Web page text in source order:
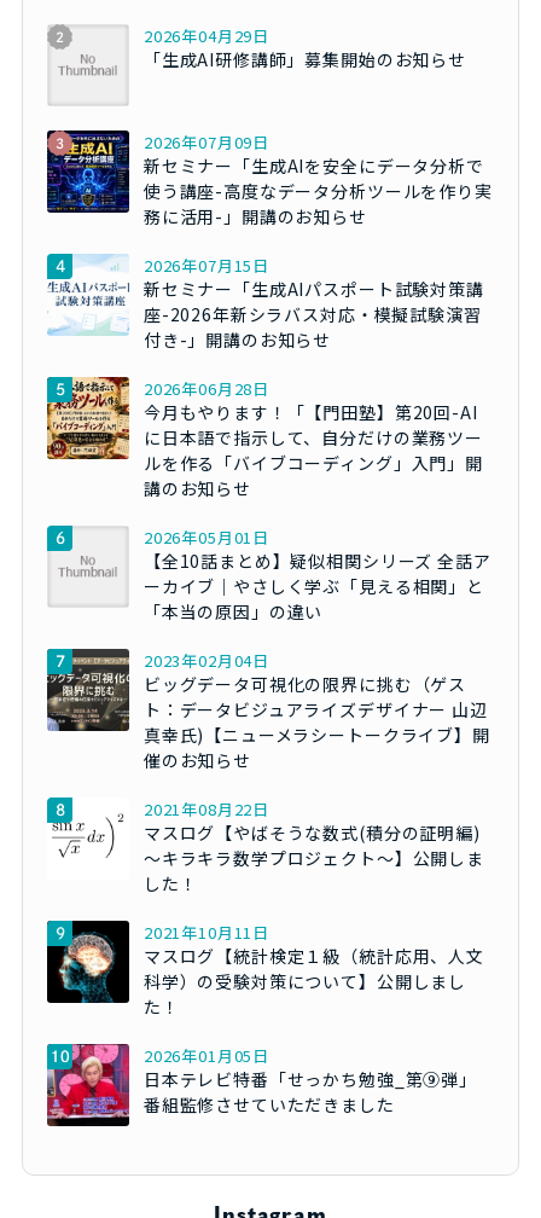
2026年04月29日
「生成AI研修講師」募集開始のお知らせ
2026年07月09日
新セミナー「生成AIを安全にデータ分析で
使う講座-高度なデータ分析ツールを作り実
務に活用-」開講のお知らせ
2026年07月15日
新セミナー「生成AIパスポート試験対策講
座-2026年新シラバス対応・模擬試験演習
付き-」開講のお知らせ
2026年06月28日
今月もやります！「【門田塾】第20回-AI
に日本語で指示して、自分だけの業務ツー
ルを作る「バイブコーディング」入門」開
講のお知らせ
2026年05月01日
【全10話まとめ】疑似相関シリーズ 全話ア
ーカイブ｜やさしく学ぶ「見える相関」と
「本当の原因」の違い
2023年02月04日
ビッグデータ可視化の限界に挑む（ゲス
ト：データビジュアライズデザイナー 山辺
真幸氏)【ニューメラシートークライブ】開
催のお知らせ
2021年08月22日
マスログ【やばそうな数式(積分の証明編)
～キラキラ数学プロジェクト～】公開しま
した！
2021年10月11日
マスログ【統計検定１級（統計応用、人文
科学）の受験対策について】公開しまし
た！
2026年01月05日
日本テレビ特番「せっかち勉強_第⑨弾」
番組監修させていただきました